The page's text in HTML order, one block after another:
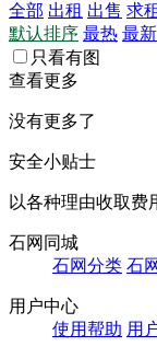
全部 出租 出售 求租
默认排序 最热 最新
只看有图
查看更多
没有更多了
安全小贴士
以各种理由收取费
石网同城
石网分类 石
用户中心
使用帮助 用